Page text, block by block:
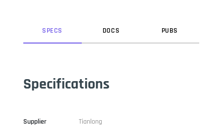
SPECS DOCS PUBS
Specifications
Supplier Tianlong